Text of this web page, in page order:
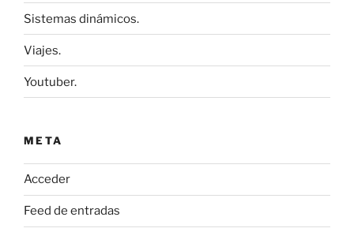
Sistemas dinámicos.
Viajes.
Youtuber.
META
Acceder
Feed de entradas